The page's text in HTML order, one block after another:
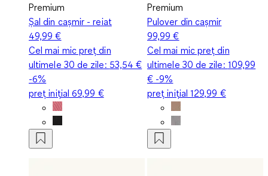
Premium
Șal din cașmir - reiat
49,99 €
Cel mai mic preț din
ultimele 30 de zile: 53,54 €
-6%
preț inițial69,99 €
Premium
Pulover din cașmir
99,99 €
Cel mai mic preț din
ultimele 30 de zile: 109,99
€ -9%
preț inițial129,99 €